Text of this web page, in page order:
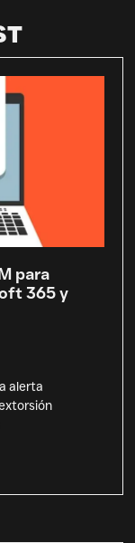
para
365 y
alerta